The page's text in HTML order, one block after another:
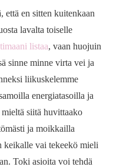
en sitten kuitenkaan
lavalta toiselle
listaa, vaan huojuin
sinne minne virta vei ja
liikuskelemme
energiatasoilla ja
mieltä siitä huvittaako
ja moikkailla
vai tekeekö mieli
Toki asioita voi tehdä